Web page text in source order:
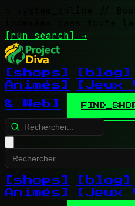
//
indexées dans toute la
[run search] →
[shops] [blog]
Animés]
[Jeux
& Web]
[shops] [blog]
Animés]
[Jeux